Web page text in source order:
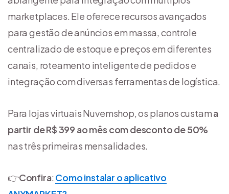
marketplaces. Ele oferece recursos avançados
para gestão de anúncios em massa, controle
centralizado de estoque e preços em diferentes
canais, roteamento inteligente de pedidos e
integração com diversas ferramentas de logística.
Para lojas virtuais Nuvemshop, os planos custama
partir de R$ 399 ao mês com desconto de 50%
nas três primeiras mensalidades.
👉Confira: Como instalar o aplicativo